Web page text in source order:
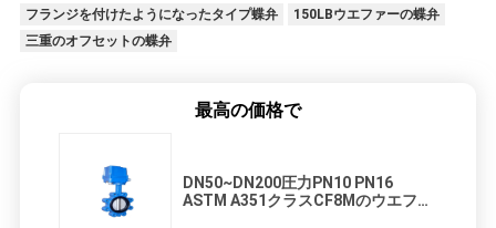
フランジを付けたようになったタイプ蝶弁
150LBウエファーの蝶弁
三重のオフセットの蝶弁
最高の価格で
DN50~DN200圧力PN10 PN16
ASTM A351クラスCF8Mのウエファ